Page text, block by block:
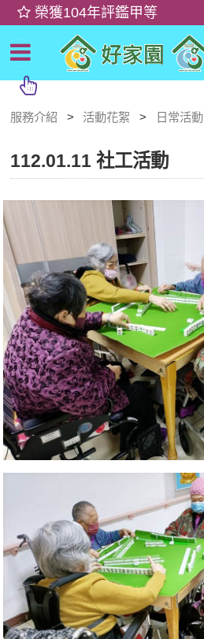
服務介紹 活動花絮 日常活動
112.01.11 社工活動